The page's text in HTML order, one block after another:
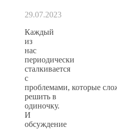
29.07.2023
Каждый
из
нас
периодически
сталкивается
с
проблемами, которые
решить в
одиночку.
И
обсуждение